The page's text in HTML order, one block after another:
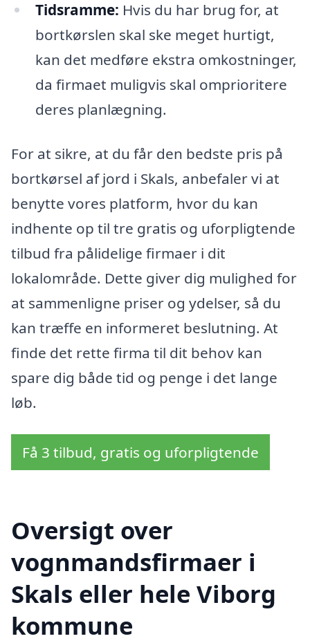
Tidsramme: Hvis du har brug for, at
bortkørslen skal ske meget hurtigt,
kan det medføre ekstra omkostninger,
da firmaet muligvis skal omprioritere
deres planlægning.
For at sikre, at du får den bedste pris på
bortkørsel af jord i Skals, anbefaler vi at
benytte vores platform, hvor du kan
indhente op til tre gratis og uforpligtende
tilbud fra pålidelige firmaer i dit
lokalområde. Dette giver dig mulighed for
at sammenligne priser og ydelser, så du
kan træffe en informeret beslutning. At
finde det rette firma til dit behov kan
spare dig både tid og penge i det lange
løb.
Få 3 tilbud, gratis og uforpligtende
Oversigt over
vognmandsfirmaer i
Skals eller hele Viborg
kommune